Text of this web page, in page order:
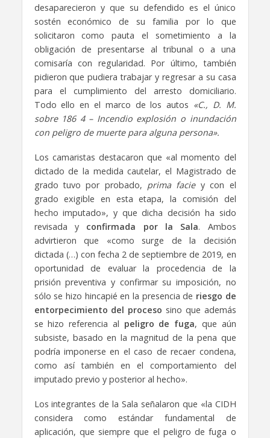
desaparecieron y que su defendido es el único
sostén económico de su familia por lo que
solicitaron como pauta el sometimiento a la
obligación de presentarse al tribunal o a una
comisaría con regularidad. Por último, también
pidieron que pudiera trabajar y regresar a su casa
para el cumplimiento del arresto domiciliario.
Todo ello en el marco de los autos «C., D. M.
sobre 186 4 – Incendio explosión o inundación
con peligro de muerte para alguna persona».
Los camaristas destacaron que «al momento del
dictado de la medida cautelar, el Magistrado de
grado tuvo por probado, prima facie y con el
grado exigible en esta etapa, la comisión del
hecho imputado», y que dicha decisión ha sido
revisada y confirmada por la Sala. Ambos
advirtieron que «como surge de la decisión
dictada (…) con fecha 2 de septiembre de 2019, en
oportunidad de evaluar la procedencia de la
prisión preventiva y confirmar su imposición, no
sólo se hizo hincapié en la presencia de riesgo de
entorpecimiento del proceso sino que además
se hizo referencia al peligro de fuga, que aún
subsiste, basado en la magnitud de la pena que
podría imponerse en el caso de recaer condena,
como así también en el comportamiento del
imputado previo y posterior al hecho».
Los integrantes de la Sala señalaron que «la CIDH
considera como estándar fundamental de
aplicación, que siempre que el peligro de fuga o